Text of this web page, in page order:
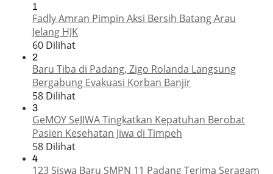
1
Fadly Amran Pimpin Aksi Bersih Batang Arau
Jelang HJK
60 Dilihat
2
Baru Tiba di Padang, Zigo Rolanda Langsung
Bergabung Evakuasi Korban Banjir
58 Dilihat
3
GeMOY SeJIWA Tingkatkan Kepatuhan Berobat
Pasien Kesehatan Jiwa di Timpeh
58 Dilihat
4
123 Siswa Baru SMPN 11 Padang Terima Seragam